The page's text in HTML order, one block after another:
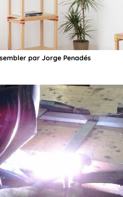
par Jorge Penadés